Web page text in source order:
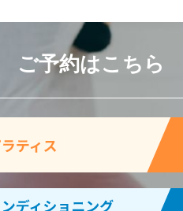
ご予約はこちら